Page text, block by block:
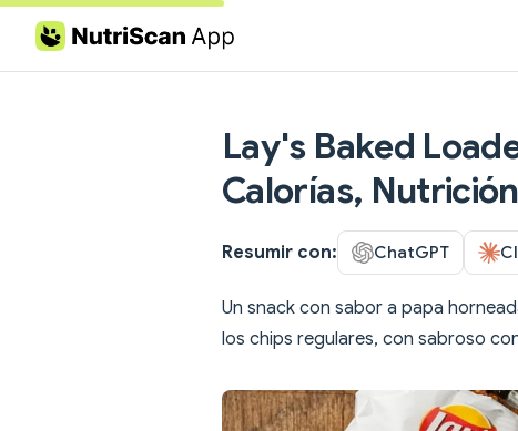
Skip to content
Lay's Baked
Calorías,
Resumir con: ChatGPT
Un snack con sabor a papa
los chips regulares, con sabroso